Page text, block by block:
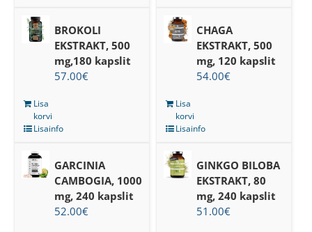
BROKOLI
EKSTRAKT, 500
mg,180 kapslit
57.00€
Lisa
korvi
Lisainfo
CHAGA
EKSTRAKT, 500
mg, 120 kapslit
54.00€
Lisa
korvi
Lisainfo
GARCINIA
CAMBOGIA, 1000
mg, 240 kapslit
52.00€
GINKGO BILOBA
EKSTRAKT, 80
mg, 240 kapslit
51.00€